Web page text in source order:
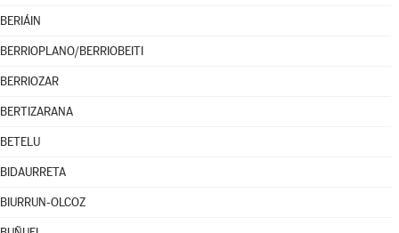
BERIÁIN
BERRIOPLANO/BERRIOBEITI
BERRIOZAR
BERTIZARANA
BETELU
BIDAURRETA
BIURRUN-OLCOZ